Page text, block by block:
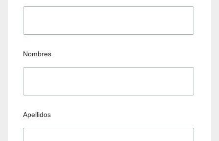
Nombres
Apellidos